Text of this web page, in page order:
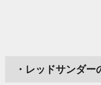
・レッドサンダー